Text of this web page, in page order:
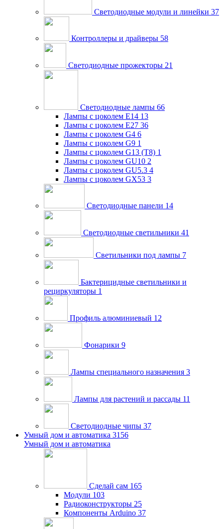
Светодиодные модули и линейки 37
Контроллеры и драйверы 58
Светодиодные прожекторы 21
Светодиодные лампы 66
Лампы с цоколем E14 13
Лампы с цоколем E27 36
Лампы с цоколем G4 6
Лампы с цоколем G9 1
Лампы с цоколем G13 (Т8) 1
Лампы с цоколем GU10 2
Лампы с цоколем GU5.3 4
Лампы с цоколем GX53 3
Светодиодные панели 14
Светодиодные светильники 41
Светильники под лампы 7
Бактерицидные светильники и
рециркуляторы 1
Профиль алюминиевый 12
Фонарики 9
Лампы специального назначения 3
Лампы для растений и рассады 11
Светодиодные чипы 37
Умный дом и автоматика 3156
Умный дом и автоматика
Сделай сам 165
Модули 103
Радиоконструкторы 25
Компоненты Arduino 37